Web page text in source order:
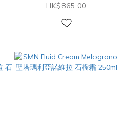
亞諾維拉 撲撲莉室內
香氛 250ml
HK$865.00